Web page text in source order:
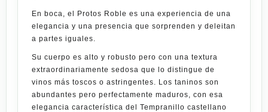
En boca, el Protos Roble es una experiencia de una
elegancia y una presencia que sorprenden y deleitan
a partes iguales.
Su cuerpo es alto y robusto pero con una textura
extraordinariamente sedosa que lo distingue de
vinos más toscos o astringentes. Los taninos son
abundantes pero perfectamente maduros, con esa
elegancia característica del Tempranillo castellano